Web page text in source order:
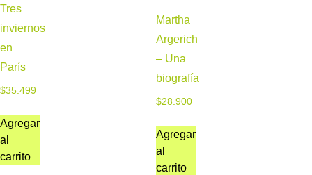
Tres
inviernos
en
París
$35.499
Agregar
al
carrito
Martha
Argerich
– Una
biografía
$28.900
Agregar
al
carrito